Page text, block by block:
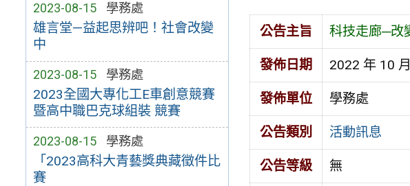
2023-08-15 學務處
雄言堂—益起思辨吧！社會改變
中
2023-08-15 學務處
2023全國大專化工E車創意競賽
暨高中職巴克球組裝 競賽
2023-08-15 學務處
「2023高科大青藝獎典藏徵件比
賽
公告主旨 科技走廊─改
發佈日期 2022 年 10
發佈單位 學務處
公告類別 活動訊息
公告等級 無